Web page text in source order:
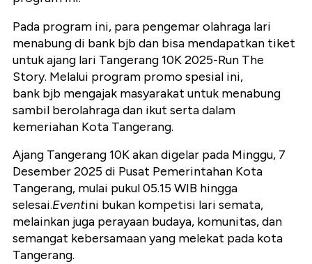
Pada program ini, para pengemar olahraga lari
menabung di bank bjb dan bisa mendapatkan tiket
untuk ajang lari Tangerang 10K 2025-Run The
Story. Melalui program promo spesial ini,
bank bjb mengajak masyarakat untuk menabung
sambil berolahraga dan ikut serta dalam
kemeriahan Kota Tangerang.
Ajang Tangerang 10K akan digelar pada Minggu, 7
Desember 2025 di Pusat Pemerintahan Kota
Tangerang, mulai pukul 05.15 WIB hingga
selesai.Eventini bukan kompetisi lari semata,
melainkan juga perayaan budaya, komunitas, dan
semangat kebersamaan yang melekat pada kota
Tangerang.